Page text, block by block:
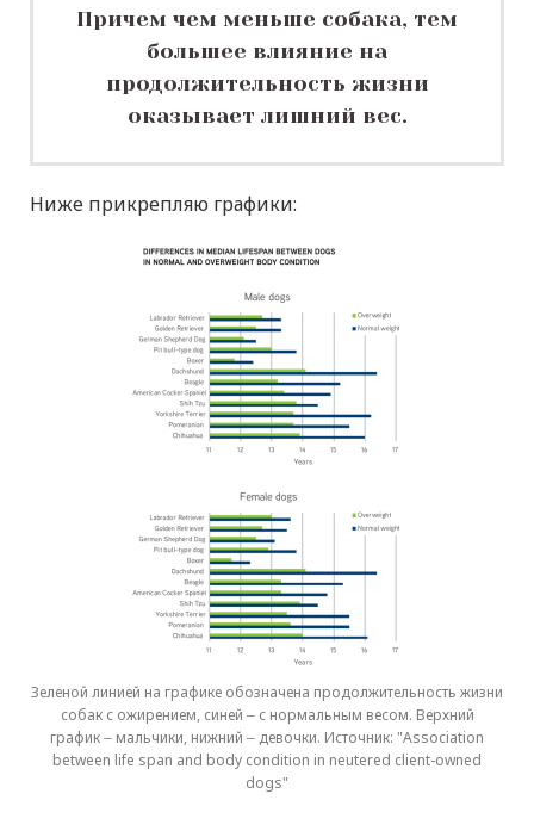
Причем чем меньше собака, тем
большее влияние на
продолжительность жизни
оказывает лишний вес.
Ниже прикрепляю графики:
Зеленой линией на графике обозначена продолжительность жизни
собак с ожирением, синей ‒ с нормальным весом. Верхний
график‒ мальчики, нижний ‒ девочки. Источник: "Association
between life span and body condition in neutered client-owned
dogs"